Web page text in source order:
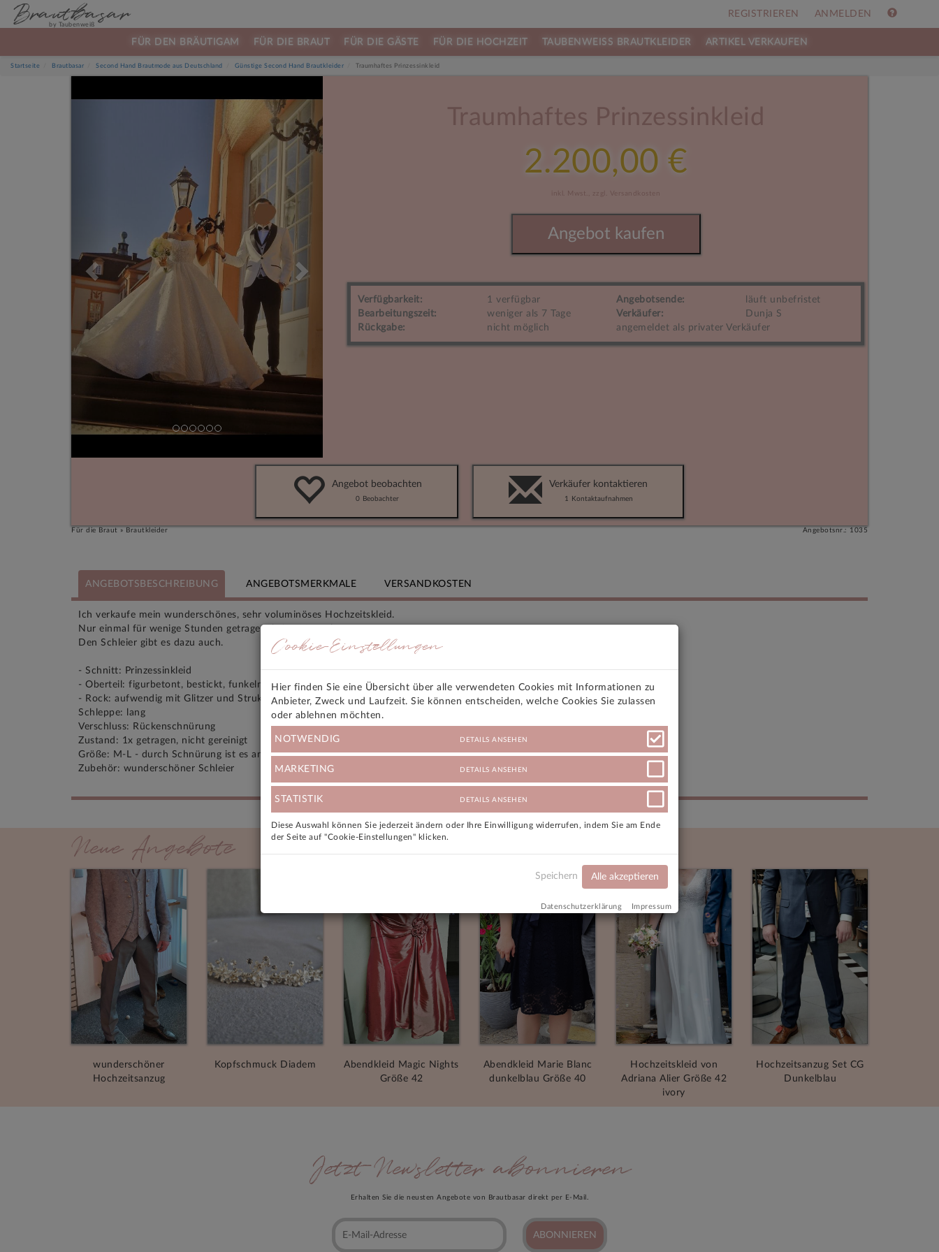
REGISTRIEREN ANMELDEN
FÜR DEN BRÄUTIGAM FÜR DIE BRAUT FÜR DIE GÄSTE FÜR DIE HOCHZEIT TAUBENWEISS BRAUTKLEIDER ARTIKEL VERKAUFEN
Brautbasar
by Taubenweiß
Startseite Brautbasar Second Hand Brautmode aus Deutschland Günstige Second Hand Brautkleider Traumhaftes Prinzessinkleid
Traumhaftes Prinzessinkleid
2.200,00 €
inkl. Mwst., zzgl. Versandkosten
Angebot kaufen
Verfügbarkeit: 1 verfügbar Angebotsende:
läuft unbefristet
Bearbeitungszeit:
weniger als 7 Tage Verkäufer:
Dunja S
Rückgabe:
nicht möglich angemeldet als privater Verkäufer
Angebot beobachten
0 Beobachter
Verkäufer kontaktieren
1 Kontaktaufnahmen
Für die Braut » Brautkleider Angebotsnr.: 1035
ANGEBOTSBESCHREIBUNG ANGEBOTSMERKMALE VERSANDKOSTEN
Ich verkaufe mein wunderschönes, sehr voluminöses Hochzeitskleid.
Nur einmal für wenige Stunden getragen, keine Mängel.
Den Schleier gibt es dazu auch.
- Schnitt: Prinzessinkleid
- Oberteil: figurbetont, bestickt, funkelnde Details
- Rock: aufwendig mit Glitzer und Struktur gearbeitet
Schleppe: lang
Verschluss: Rückenschnürung
Zustand: 1x getragen, nicht gereinigt
Größe: M-L - durch Schnürung ist es anpassbar
Zubehör: wunderschöner Schleier
Neue Angebote
wunderschöner
Hochzeitsanzug
Kopfschmuck Diadem
Abendkleid Magic Nights
Größe 42
Abendkleid Marie Blanc
dunkelblau Größe 40
Hochzeitskleid von
Adriana Alier Größe 42
ivory
Hochzeitsanzug Set CG
Dunkelblau
Jetzt Newsletter abonnieren
Erhalten Sie die neusten Angebote von Brautbasar direkt per E-Mail.
ABONNIEREN
Cookie-Einstellungen
Hier finden Sie eine Übersicht über alle verwendeten Cookies mit Informationen zu
Anbieter, Zweck und Laufzeit. Sie können entscheiden, welche Cookies Sie zulassen
oder ablehnen möchten.
NOTWENDIG DETAILS ANSEHEN
MARKETING DETAILS ANSEHEN
STATISTIK DETAILS ANSEHEN
Diese Auswahl können Sie jederzeit ändern oder Ihre Einwilligung widerrufen, indem Sie am Ende
der Seite auf "Cookie-Einstellungen" klicken.
Speichern Alle akzeptieren
Datenschutzerklärung Impressum